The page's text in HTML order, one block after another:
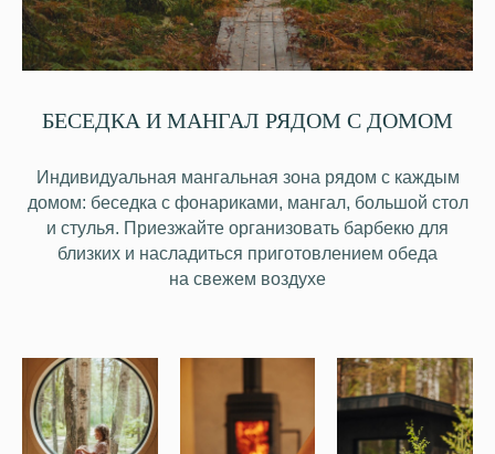
БЕСЕДКА И МАНГАЛ РЯДОМ С ДОМОМ
Индивидуальная мангальная зона рядом с каждым
домом: беседка с фонариками, мангал, большой стол
и стулья. Приезжайте организовать барбекю для
близких и насладиться приготовлением обеда
на свежем воздухе